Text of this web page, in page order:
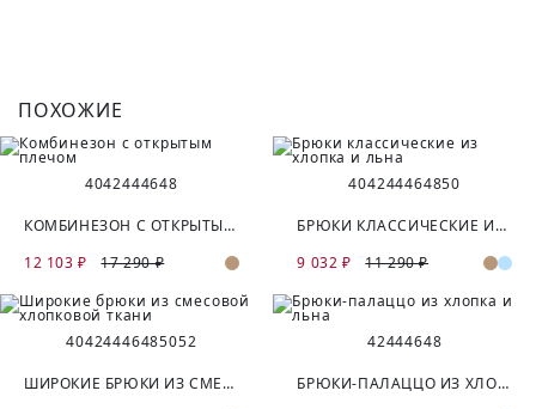
ПОХОЖИЕ
4042444648
КОМБИНЕЗОН С ОТКРЫТЫМ ПЛЕЧОМ
12 103 ₽
17 290 ₽
404244464850
БРЮКИ КЛАССИЧЕСКИЕ ИЗ ХЛОПКА И ЛЬНА
9 032 ₽
11 290 ₽
40424446485052
ШИРОКИЕ БРЮКИ ИЗ СМЕСОВОЙ ХЛОПКОВОЙ ТКАНИ
42444648
БРЮКИ-ПАЛАЦЦО ИЗ ХЛОПКА И ЛЬНА